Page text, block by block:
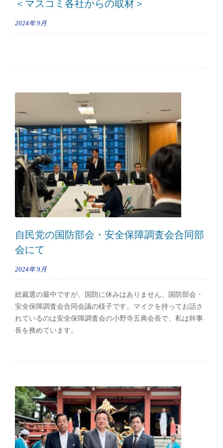
＜マスコミ各社からの取材＞
2024年 9月
自民党の国防部会・安全保障調査会合同部
会にて
2024年 9月
総裁選の最中ですが、国防に休みはありません。国防部会・
安全保障調査会合同会議の様子です。マイクを持ってお話さ
れているのは安全保障調査会の小野寺五典会長で、私は幹事
長を務めています。